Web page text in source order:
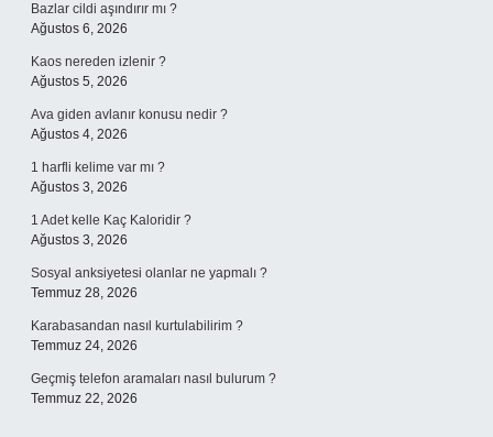
Bazlar cildi aşındırır mı ?
Ağustos 6, 2026
Kaos nereden izlenir ?
Ağustos 5, 2026
Ava giden avlanır konusu nedir ?
Ağustos 4, 2026
1 harfli kelime var mı ?
Ağustos 3, 2026
1 Adet kelle Kaç Kaloridir ?
Ağustos 3, 2026
Sosyal anksiyetesi olanlar ne yapmalı ?
Temmuz 28, 2026
Karabasandan nasıl kurtulabilirim ?
Temmuz 24, 2026
Geçmiş telefon aramaları nasıl bulurum ?
Temmuz 22, 2026